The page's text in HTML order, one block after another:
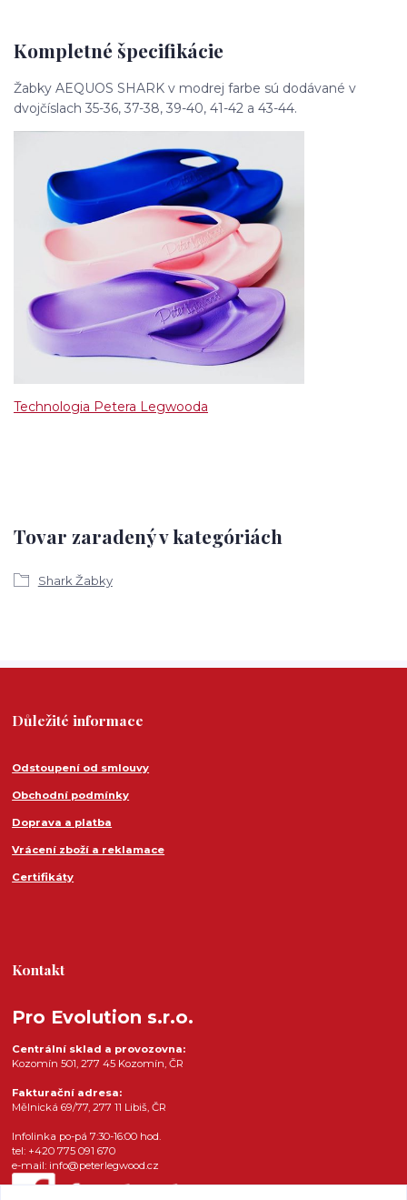
Kompletné špecifikácie
Žabky AEQUOS SHARK v modrej farbe sú dodávané v
dvojčíslach 35-36, 37-38, 39-40, 41-42 a 43-44.
Technologia Petera Legwooda
Tovar zaradený v kategóriách
Shark Žabky
Důležité informace
Odstoupení od smlouvy
Obchodní podmínky
Doprava a platba
Vrácení zboží a reklamace
Certifikáty
Kontakt
Pro Evolution s.r.o.
Centrální sklad a provozovna:
Kozomín 501, 277 45 Kozomín, ČR
Fakturační adresa:
Mělnická 69/77, 277 11 Libiš, ČR
Infolinka po-pá 7:30-16:00 hod.
tel: +420 775 091 670
e-mail: info@peterlegwood.cz